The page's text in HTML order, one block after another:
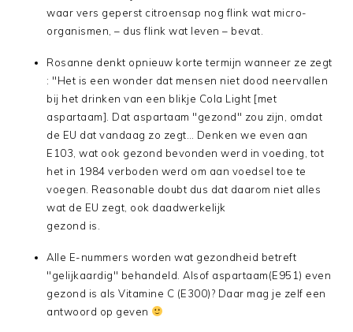
waar vers geperst citroensap nog flink wat micro-
organismen, – dus flink wat leven – bevat.
Rosanne denkt opnieuw korte termijn wanneer ze zegt
: "Het is een wonder dat mensen niet dood neervallen
bij het drinken van een blikje Cola Light [met
aspartaam]. Dat aspartaam "gezond" zou zijn, omdat
de EU dat vandaag zo zegt… Denken we even aan
E103, wat ook gezond bevonden werd in voeding, tot
het in 1984 verboden werd om aan voedsel toe te
voegen. Reasonable doubt dus dat daarom niet alles
wat de EU zegt, ook daadwerkelijk
gezond is.
Alle E-nummers worden wat gezondheid betreft
"gelijkaardig" behandeld. Alsof aspartaam(E951) even
gezond is als Vitamine C (E300)? Daar mag je zelf een
antwoord op geven